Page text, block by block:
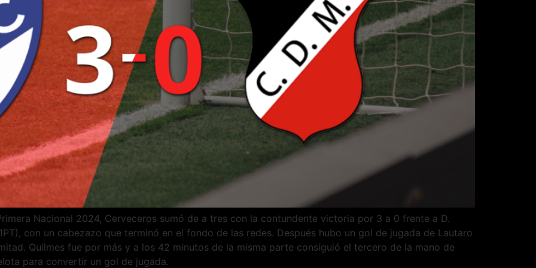
Nacional 2024, Cerveceros sumó de a tres con la contundente victoria por 3 a 0 frente a D.
con un cabezazo que terminó en el fondo de las redes. Después hubo un gol de jugada de Lautaro
Quilmes fue por más y a los 42 minutos de la misma parte consiguió el tercero de la mano de
para convertir un gol de jugada.